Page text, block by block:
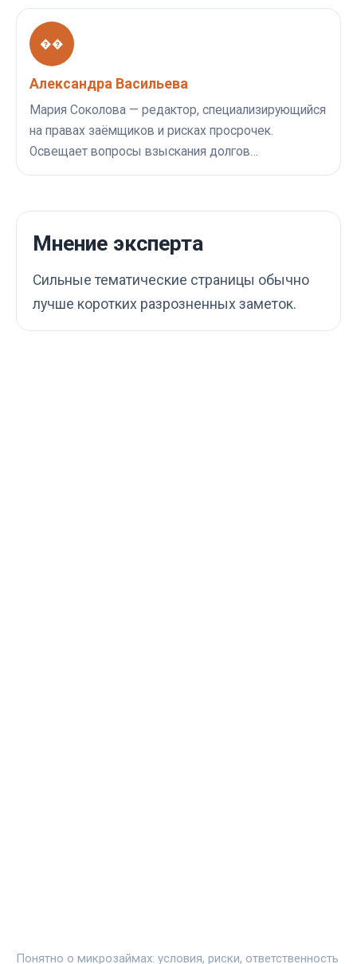
��
Александра Васильева
Мария Соколова — редактор, специализирующийся
на правах заёмщиков и рисках просрочек.
Освещает вопросы взыскания долгов…
Мнение эксперта
Сильные тематические страницы обычно
лучше коротких разрозненных заметок.
Понятно о микрозаймах: условия, риски, ответственность